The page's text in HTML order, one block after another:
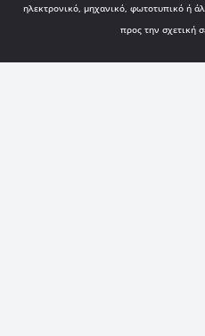
ηλεκτρονικό, μηχανικό, φωτοτυπικό ή
προς την σχετική